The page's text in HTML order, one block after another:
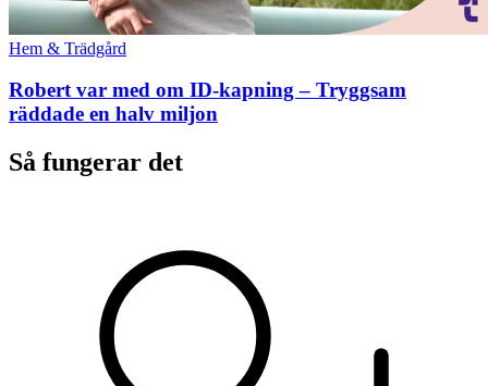
Hem & Trädgård
Robert var med om ID-kapning – Tryggsam
räddade en halv miljon
Så fungerar det